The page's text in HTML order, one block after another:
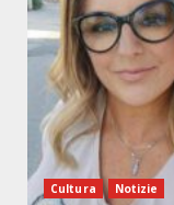
Cultura Notizie